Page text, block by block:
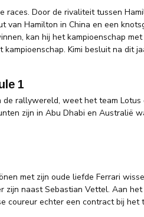
races. Door de rivaliteit tussen
van Hamilton in China en een
kan hij het kampioenschap
Kimi besluit na dit
1
rallywereld, weet het team
zijn in Abu Dhabi en Australië
met zijn oude liefde Ferrari
naast Sebastian Vettel. Aan
coureur echter een contract bij